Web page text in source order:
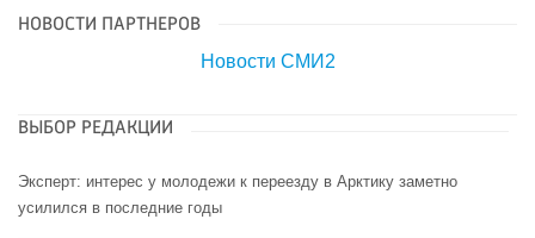
НОВОСТИ ПАРТНЕРОВ
Новости СМИ2
ВЫБОР РЕДАКЦИИ
Эксперт: интерес у молодежи к переезду в Арктику заметно
усилился в последние годы